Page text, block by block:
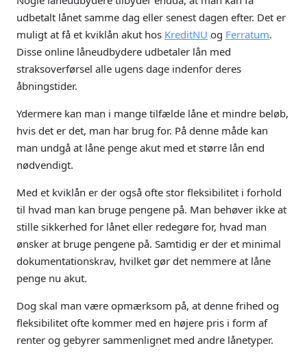
udbetalt lånet samme dag eller senest dagen efter. Det er
muligt at få et kviklån akut hos KreditNU og Ferratum.
Disse online låneudbydere udbetaler lån med
straksoverførsel alle ugens dage indenfor deres
åbningstider.
Ydermere kan man i mange tilfælde låne et mindre beløb,
hvis det er det, man har brug for. På denne måde kan
man undgå at låne penge akut med et større lån end
nødvendigt.
Med et kviklån er der også ofte stor fleksibilitet i forhold
til hvad man kan bruge pengene på. Man behøver ikke at
stille sikkerhed for lånet eller redegøre for, hvad man
ønsker at bruge pengene på. Samtidig er der et minimal
dokumentationskrav, hvilket gør det nemmere at låne
penge nu akut.
Dog skal man være opmærksom på, at denne frihed og
fleksibilitet ofte kommer med en højere pris i form af
renter og gebyrer sammenlignet med andre lånetyper.